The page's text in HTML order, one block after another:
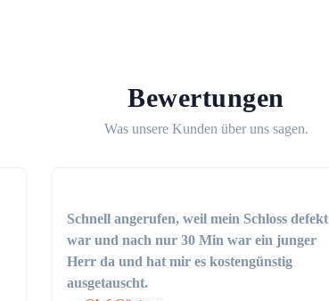
Bewertungen
Was unsere Kunden über uns sagen.
Schnell angerufen, weil mein Schloss defekt
war und nach nur 30 Min war ein junger
Herr da und hat mir es kostengünstig
ausgetauscht.